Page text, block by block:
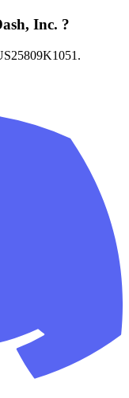
Inc. ?